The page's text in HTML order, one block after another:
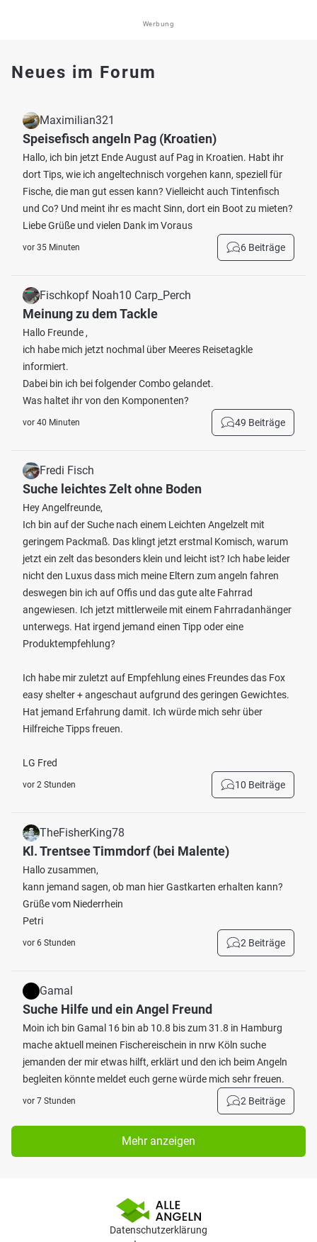
Werbung
Neues im Forum
Maximilian321
Speisefisch angeln Pag (Kroatien)
Hallo, ich bin jetzt Ende August auf Pag in Kroatien. Habt ihr
dort Tips, wie ich angeltechnisch vorgehen kann, speziell für
Fische, die man gut essen kann? Vielleicht auch Tintenfisch
und Co? Und meint ihr es macht Sinn, dort ein Boot zu mieten?
Liebe Grüße und vielen Dank im Voraus
vor 35 Minuten 6 Beiträge
Fischkopf Noah10 Carp_Perch
Meinung zu dem Tackle
Hallo Freunde ,
ich habe mich jetzt nochmal über Meeres Reisetagkle
informiert.
Dabei bin ich bei folgender Combo gelandet.
Was haltet ihr von den Komponenten?
vor 40 Minuten 49 Beiträge
Fredi Fisch
Suche leichtes Zelt ohne Boden
Hey Angelfreunde,
Ich bin auf der Suche nach einem Leichten Angelzelt mit
geringem Packmaß. Das klingt jetzt erstmal Komisch, warum
jetzt ein zelt das besonders klein und leicht ist? Ich habe leider
nicht den Luxus dass mich meine Eltern zum angeln fahren
deswegen bin ich auf Offis und das gute alte Fahrrad
angewiesen. Ich jetzt mittlerweile mit einem Fahrradanhänger
unterwegs. Hat irgend jemand einen Tipp oder eine
Produktempfehlung?
Ich habe mir zuletzt auf Empfehlung eines Freundes das Fox
easy shelter + angeschaut aufgrund des geringen Gewichtes.
Hat jemand Erfahrung damit. Ich würde mich sehr über
Hilfreiche Tipps freuen.
LG Fred
vor 2 Stunden 10 Beiträge
TheFisherKing78
Kl. Trentsee Timmdorf (bei Malente)
Hallo zusammen,
kann jemand sagen, ob man hier Gastkarten erhalten kann?
Grüße vom Niederrhein
Petri
vor 6 Stunden 2 Beiträge
Gamal
Suche Hilfe und ein Angel Freund
Moin ich bin Gamal 16 bin ab 10.8 bis zum 31.8 in Hamburg
mache aktuell meinen Fischereischein in nrw Köln suche
jemanden der mir etwas hilft, erklärt und den ich beim Angeln
begleiten könnte meldet euch gerne würde mich sehr freuen.
vor 7 Stunden 2 Beiträge
Mehr anzeigen
Datenschutzerklärung